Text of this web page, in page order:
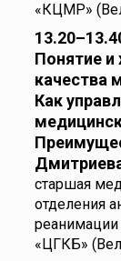
«КЦМР»
Понятие и
качества
Как
старшая
отделения
«ЦГКБ»